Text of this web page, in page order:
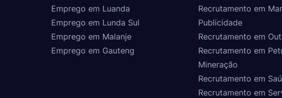
Emprego em Luanda
Emprego em Lunda Sul
Emprego em Malanje
Emprego em Gauteng
Recrutamento em
Publicidade
Recrutamento em
Recrutamento em
Mineração
Recrutamento em
Recrutamento em